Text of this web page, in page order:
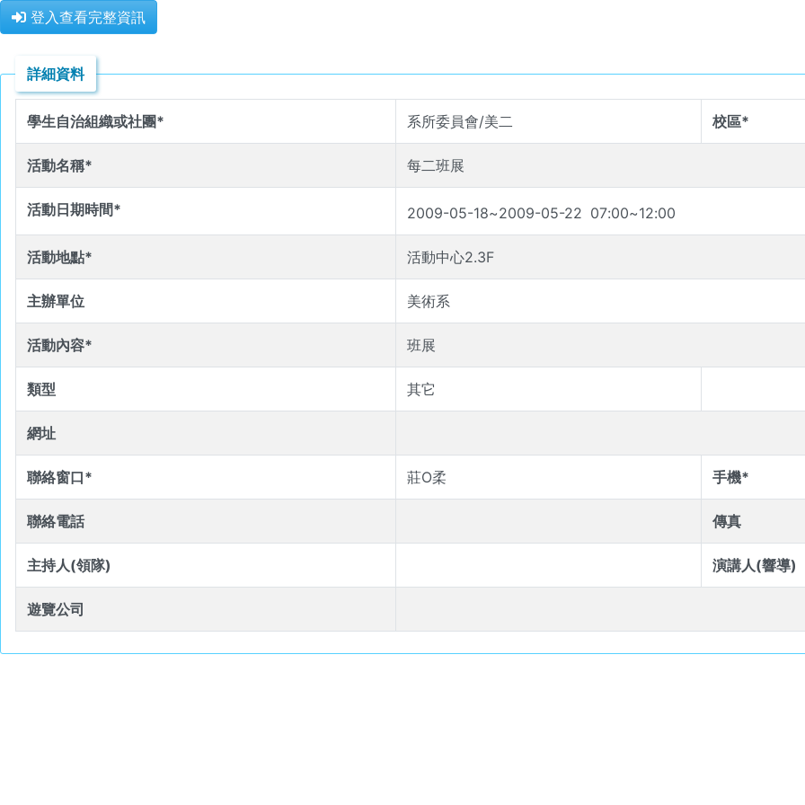
登入查看完整資訊
詳細資料
學生自治組織或社團* 系所委員會/美二 校區*
活動名稱* 每二班展
活動日期時間* 2009-05-18~2009-05-22 07:00~12:00
活動地點* 活動中心2.3F
主辦單位 美術系
活動內容* 班展
類型 其它
網址
聯絡窗口* 莊O柔 手機*
聯絡電話 傳真
主持人(領隊) 演講人(響導)
遊覽公司